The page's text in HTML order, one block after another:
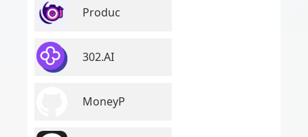
Produc
302.AI
MoneyP